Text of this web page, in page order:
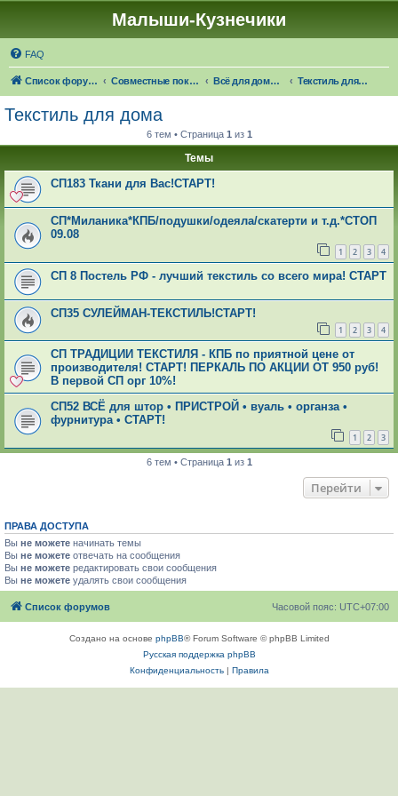
Малыши-Кузнечики
FAQ
Список форумов Совместные покупки "Малыши-Кузнечики" Всё для дома: 🍁☔🎓 ЧЕРЕЗ 24 ДНЯ НАСТУПИТ ОСЕНЬ! Текстиль для дома
Текстиль для дома
6 тем • Страница 1 из 1
Темы
СП183 Ткани для Вас!СТАРТ!
СП*Миланика*КПБ/подушки/одеяла/скатерти и т.д.*СТОП
09.08
1 2 3 4
СП 8 Постель РФ - лучший текстиль со всего мира! СТАРТ
СП35 СУЛЕЙМАН-ТЕКСТИЛЬ!СТАРТ!
1 2 3 4
СП ТРАДИЦИИ ТЕКСТИЛЯ - КПБ по приятной цене от
производителя! СТАРТ! ПЕРКАЛЬ ПО АКЦИИ ОТ 950 руб!
В первой СП орг 10%!
СП52 ВСЁ для штор • ПРИСТРОЙ • вуаль • органза •
фурнитура • СТАРТ!
1 2 3
6 тем • Страница 1 из 1
Перейти
ПРАВА ДОСТУПА
Вы не можете начинать темы
Вы не можете отвечать на сообщения
Вы не можете редактировать свои сообщения
Вы не можете удалять свои сообщения
Список форумов Часовой пояс: UTC+07:00
Создано на основе phpBB® Forum Software © phpBB Limited
Русская поддержка phpBB
Конфиденциальность| Правила